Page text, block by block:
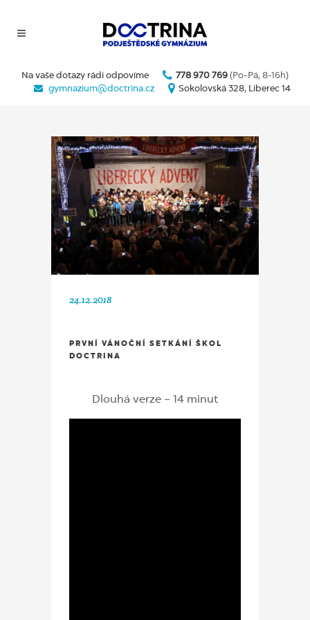
Na vaše dotazy rádi odpovíme 778 970 769 (Po-Pá, 8-16h)
gymnazium@doctrina.cz
Sokolovská 328, Liberec 14
24.12.2018
PRVNÍ VÁNOČNÍ SETKÁNÍ ŠKOL
DOCTRINA
Dlouhá verze – 14 minut